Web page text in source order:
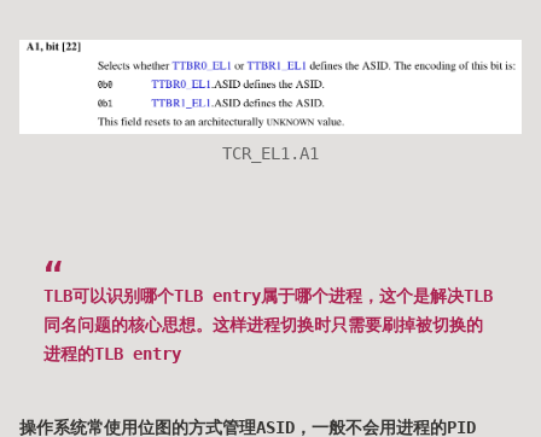
TCR_EL1.A1
TLB可以识别哪个TLB entry属于哪个进程 ，这个是解决TLB
同名问题的核心思想。这样进程切换时只需要刷掉被切换的
进程的TLB entry
操作系统常使用位图的方式管理ASID，一般不会用进程的PID